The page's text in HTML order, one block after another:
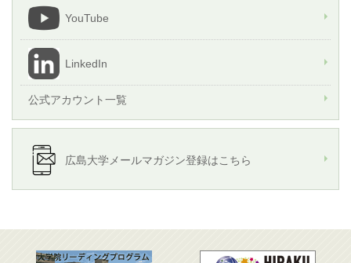
YouTube
LinkedIn
公式アカウント一覧
広島大学メールマガジン登録はこちら